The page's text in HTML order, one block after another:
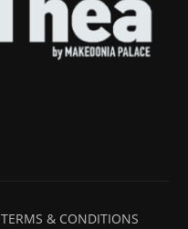
TERMS & CONDITIONS